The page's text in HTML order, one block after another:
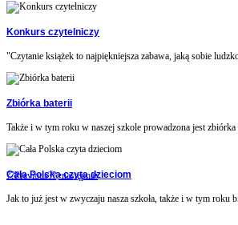
Konkurs czytelniczy
"Czytanie książek to najpiękniejsza zabawa, jaką sobie
Zbiórka baterii
Także i w tym roku w naszej szkole prowadzona jest
Cała Polska czyta dzieciom
Jak to już jest w zwyczaju nasza szkoła, także i w tym roku
??Previous?? •następna•